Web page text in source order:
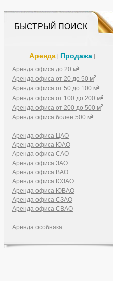
БЫСТРЫЙ ПОИСК
Аренда [ Продажа ]
Аренда офиса до 20 м2
Аренда офиса от 20 до 50 м2
Аренда офиса от 50 до 100 м2
Аренда офиса от 100 до 200 м2
Аренда офиса от 200 до 500 м2
Аренда офиса более 500 м2
Аренда офиса ЦАО
Аренда офиса ЮАО
Аренда офиса САО
Аренда офиса ЗАО
Аренда офиса ВАО
Аренда офиса ЮЗАО
Аренда офиса ЮВАО
Аренда офиса СЗАО
Аренда офиса СВАО
Аренда особняка